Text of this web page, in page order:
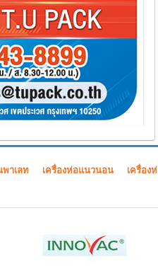
พาเลท เครื่องห่อแนวนอน เครื่อง